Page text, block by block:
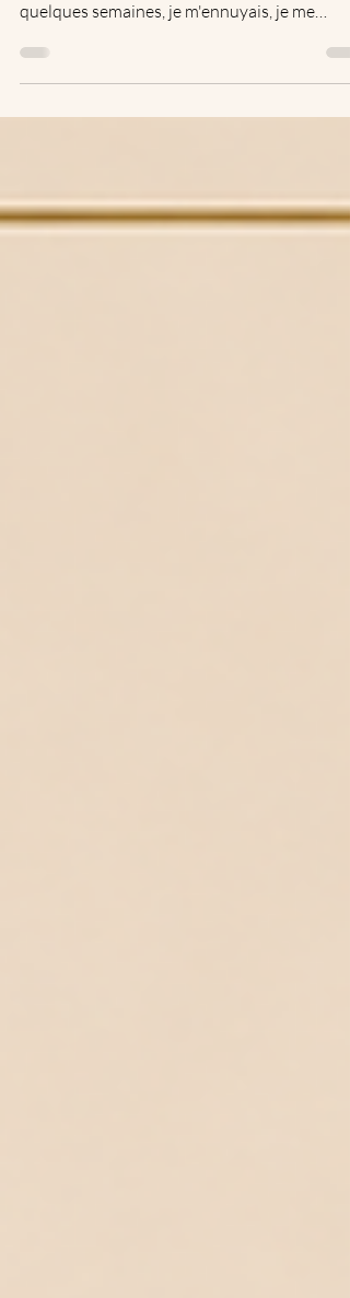
Pendant des années, j'étais incapable de
quelques semaines, je m'ennuyais, je me
sentais enfermée ou je prenais la fuite. J'avais
fini par croire que je n'étais tout simplement